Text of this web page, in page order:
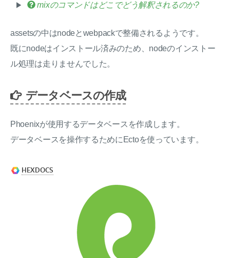
mixのコマンドはどこでどう解釈されるのか?
assetsの中はnodeとwebpackで整備されるようです。
既にnodeはインストール済みのため、nodeのインストー
ル処理は走りませんでした。
データベースの作成
Phoenixが使用するデータベースを作成します。
データベースを操作するためにEctoを使っています。